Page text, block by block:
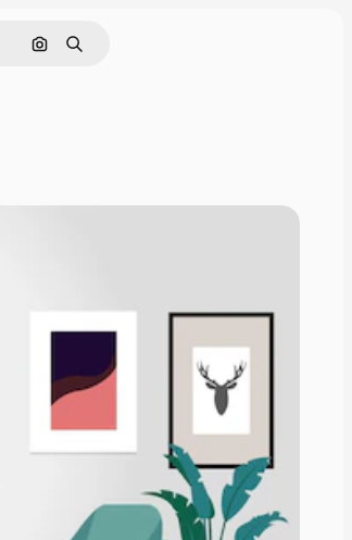
Pesquisar por imagem
Buscar